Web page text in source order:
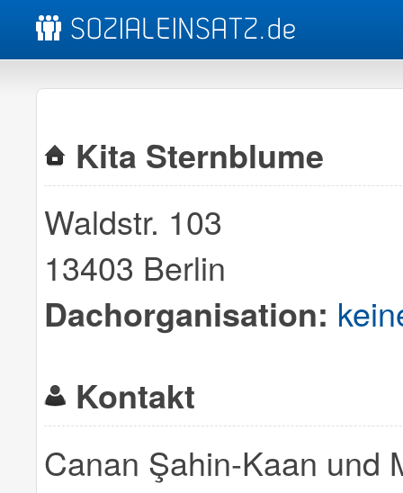
Kita Sternblume
Waldstr. 103
13403 Berlin
Dachorganisation:
Kontakt
Canan Şahin-Kaan und